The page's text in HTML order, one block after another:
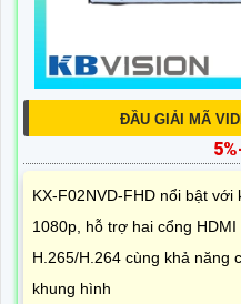
ĐẦU GIẢI MÃ
KX-F02NVD-FHD nổi bật với
1080p, hỗ trợ hai cổng HDMI
H.265/H.264 cùng khả năng
khung hình